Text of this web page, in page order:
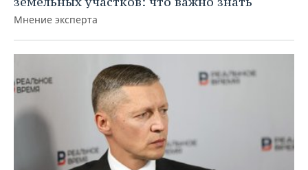
Мнение эксперта